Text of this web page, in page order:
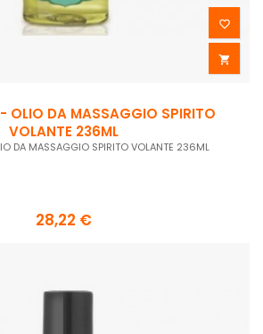


OLIO DA MASSAGGIO SPIRITO
VOLANTE 236ML
DA MASSAGGIO SPIRITO VOLANTE 236ML
28,22 €